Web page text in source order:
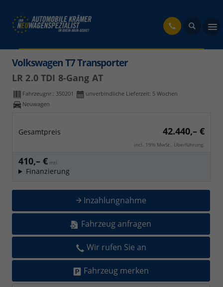
Volkswagen T7 Transporter
LR 2.0 TDI 8-Gang AT
Fahrzeugnr.: 350201 unverbindliche Lieferzeit: 5 Wochen
Neuwagen
Gesamtpreis 42.440,– €
incl. 19% MwSt., Überführung.
410,– € mtl.
Finanzierung
Inzahlungnahme
Fahrzeug anfragen
Wir rufen Sie an
Fahrzeug merken